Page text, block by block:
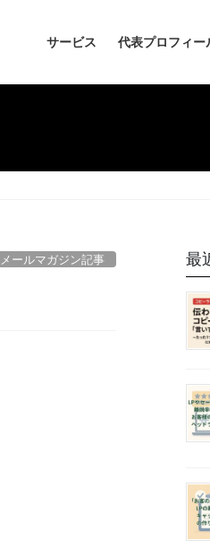
サービス 代表プロフィー
メールマガジン記事 最